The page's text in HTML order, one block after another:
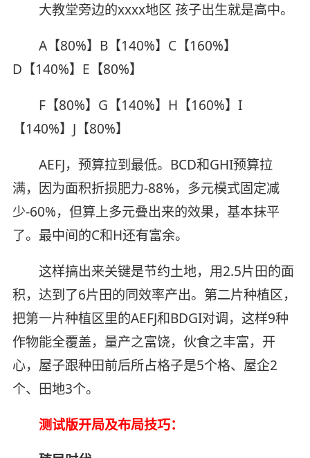
大教堂旁边的xxxx地区 孩子出生就是高中。
A【80%】B【140%】C【160%】
D【140%】E【80%】
F【80%】G【140%】H【160%】I
【140%】J【80%】
AEFJ，预算拉到最低。BCD和GHI预算拉
满，因为面积折损肥力-88%，多元模式固定减
少-60%，但算上多元叠出来的效果，基本抹平
了。最中间的C和H还有富余。
这样搞出来关键是节约土地，用2.5片田的面
积，达到了6片田的同效率产出。第二片种植区，
把第一片种植区里的AEFJ和BDGI对调，这样9种
作物能全覆盖，量产之富饶，伙食之丰富，开
心，屋子跟种田前后所占格子是5个格、屋企2
个、田地3个。
测试版开局及布局技巧：